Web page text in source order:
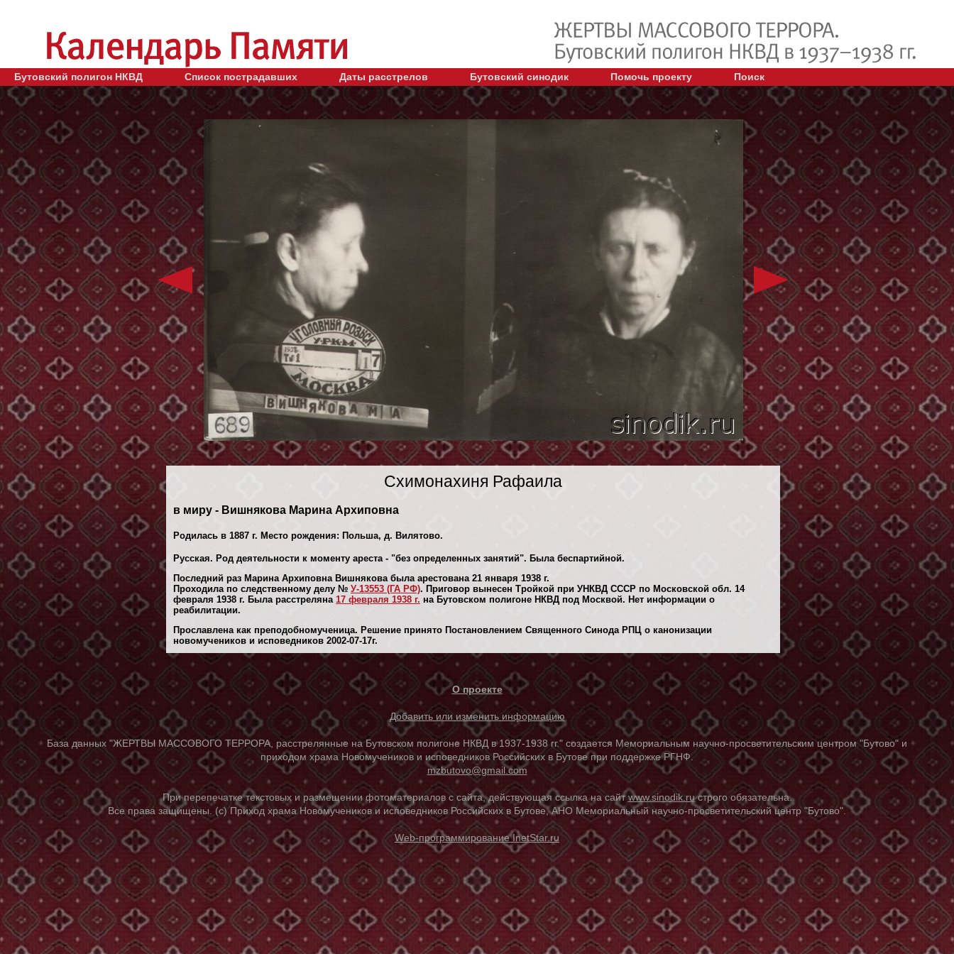
Бутовский полигон НКВД Список пострадавших Даты расстрелов Бутовский синодик Помочь проекту Поиск
Схимонахиня Рафаила
в миру - Вишнякова Марина Архиповна
Родилась в 1887 г. Место рождения: Польша, д. Вилятово.
Русская. Род деятельности к моменту ареста - "без определенных занятий". Была беспартийной.
Последний раз Марина Архиповна Вишнякова была арестована 21 января 1938 г.
Проходила по следственному делу № У-13553 (ГА РФ). Приговор вынесен Тройкой при УНКВД СССР по Московской обл. 14
февраля 1938 г. Была расстреляна 17 февраля 1938 г. на Бутовском полигоне НКВД под Москвой. Нет информации о
реабилитации.
Прославлена как преподобномученица. Решение принято Постановлением Священного Синода РПЦ о канонизации
новомучеников и исповедников 2002-07-17г.
О проекте
Добавить или изменить информацию
База данных "ЖЕРТВЫ МАССОВОГО ТЕРРОРА, расстрелянные на Бутовском полигоне НКВД в 1937-1938 гг." создается Мемориальным научно-просветительским центром "Бутово" и
приходом храма Новомучеников и исповедников Российских в Бутове при поддержке РГНФ.
mzbutovo@gmail.com
При перепечатке текстовых и размещении фотоматериалов с сайта, действующая ссылка на сайтwww.sinodik.ruстрого обязательна.
Все права защищены. (с) Приход храма Новомучеников и исповедников Российских в Бутове, АНО Мемориальный научно-просветительский центр "Бутово".
Web-программирование InetStar.ru